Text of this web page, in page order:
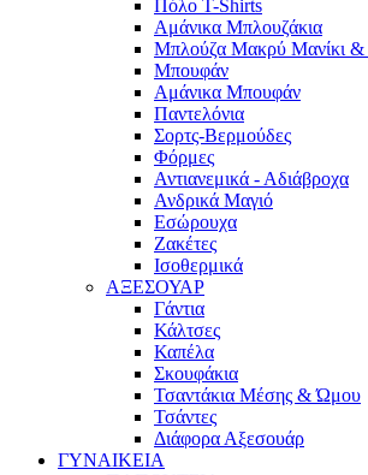
Πόλο T-Shirts
Αμάνικα Μπλουζάκια
Μπλούζα Μακρύ Μανίκι &
Μπουφάν
Αμάνικα Μπουφάν
Παντελόνια
Σορτς-Βερμούδες
Φόρμες
Αντιανεμικά - Αδιάβροχα
Ανδρικά Μαγιό
Εσώρουχα
Ζακέτες
Ισοθερμικά
ΑΞΕΣΟΥΑΡ
Γάντια
Κάλτσες
Καπέλα
Σκουφάκια
Τσαντάκια Μέσης & Ώμου
Τσάντες
Διάφορα Αξεσουάρ
ΓΥΝΑΙΚΕΙΑ